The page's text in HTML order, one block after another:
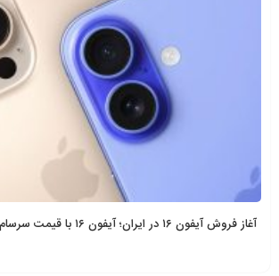
آغاز فروش آیفون ۱۶ در ایران؛ آیفون ۱۶ با قیمت سرسام‌آور